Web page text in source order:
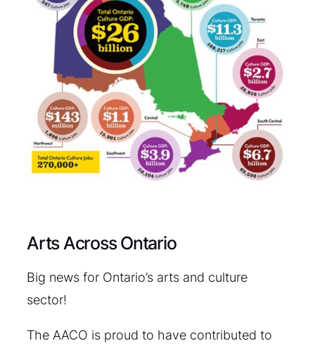
Arts Across Ontario
Big news for Ontario’s arts and culture
sector!
The AACO is proud to have contributed to